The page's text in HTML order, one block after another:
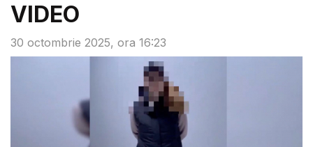
30 octombrie 2025, ora 16:23
VIDEO